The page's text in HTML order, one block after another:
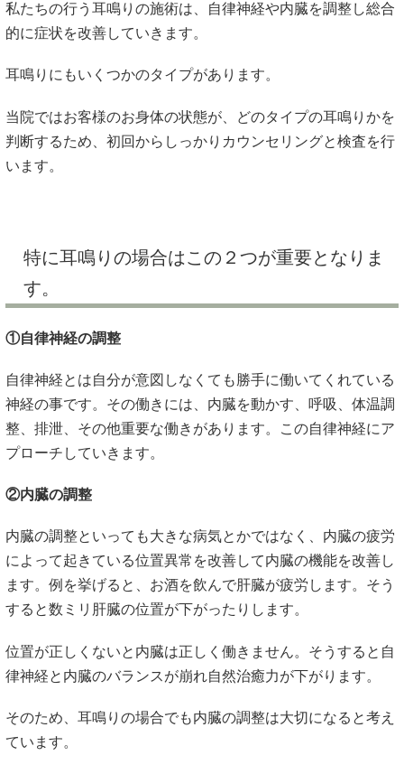
私たちの行う耳鳴りの施術は、自律神経や内臓を調整し総合
的に症状を改善していきます。
耳鳴りにもいくつかのタイプがあります。
当院ではお客様のお身体の状態が、どのタイプの耳鳴りかを
判断するため、初回からしっかりカウンセリングと検査を行
います。
特に耳鳴りの場合はこの２つが重要となりま
す。
①自律神経の調整
自律神経とは自分が意図しなくても勝手に働いてくれている
神経の事です。その働きには、内臓を動かす、呼吸、体温調
整、排泄、その他重要な働きがあります。この自律神経にア
プローチしていきます。
②内臓の調整
内臓の調整といっても大きな病気とかではなく、内臓の疲労
によって起きている位置異常を改善して内臓の機能を改善し
ます。例を挙げると、お酒を飲んで肝臓が疲労します。そう
すると数ミリ肝臓の位置が下がったりします。
位置が正しくないと内臓は正しく働きません。そうすると自
律神経と内臓のバランスが崩れ自然治癒力が下がります。
そのため、耳鳴りの場合でも内臓の調整は大切になると考え
ています。